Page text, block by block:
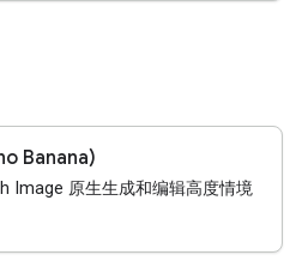
Banana)
Image 原生生成和编辑高度情境